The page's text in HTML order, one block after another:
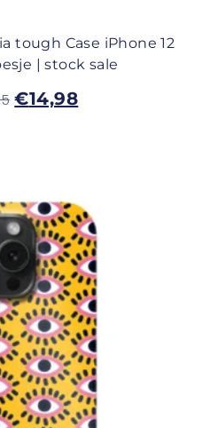
tough Case iPhone 12
| stock sale
€14,98